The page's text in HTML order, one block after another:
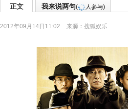
正文 我来说两句( 人参与)
2012年09月14日11:02 来源： 搜狐娱乐